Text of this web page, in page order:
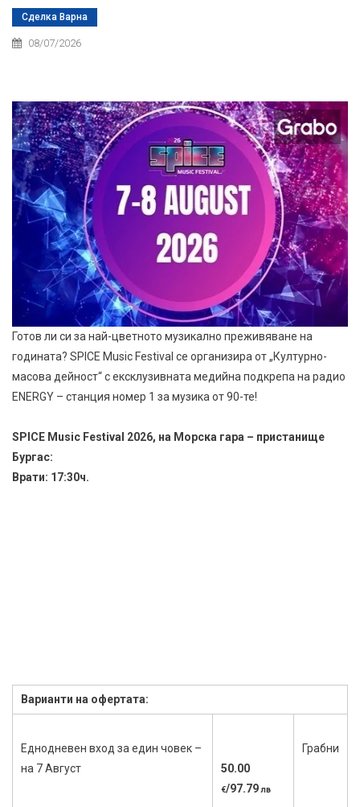
Сделка Варна
08/07/2026
Готов ли си за най-цветното музикално преживяване на
годината? SPICE Music Festival се организира от „Културно-
масова дейност“ с ексклузивната медийна подкрепа на радио
ENERGY – станция номер 1 за музика от 90-те!
SPICE Music Festival 2026, на Морска гара – пристанище
Бургас:
Врати: 17:30ч.
Варианти на офертата:
Еднодневен вход за един човек –
на 7 Август
50.00
€/97.79лв
Грабни